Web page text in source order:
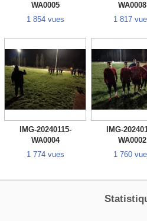
WA0005
1 854 vues
WA0008
1 817
IMG-20240115-
WA0004
1 774 vues
IMG-
WA0002
1 760